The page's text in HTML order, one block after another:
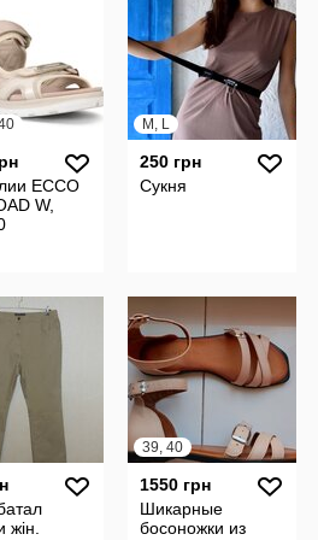
ECCO
W,
M, L
250 грн
Сукня
39, 40
1550 грн
Шикарные
босоножки из